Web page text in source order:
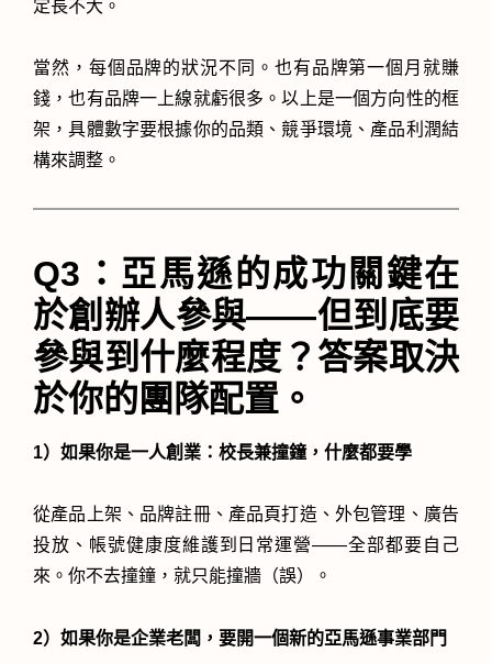
定長不大。
當然，每個品牌的狀況不同。也有品牌第一個月就賺
錢，也有品牌一上線就虧很多。以上是一個方向性的框
架，具體數字要根據你的品類、競爭環境、產品利潤結
構來調整。
Q3：亞馬遜的成功關鍵在
於創辦人參與——但到底要
參與到什麼程度？答案取決
於你的團隊配置。
1）如果你是一人創業：校長兼撞鐘，什麼都要學
從產品上架、品牌註冊、產品頁打造、外包管理、廣告
投放、帳號健康度維護到日常運營——全部都要自己
來。你不去撞鐘，就只能撞牆（誤）。
2）如果你是企業老闆，要開一個新的亞馬遜事業部門